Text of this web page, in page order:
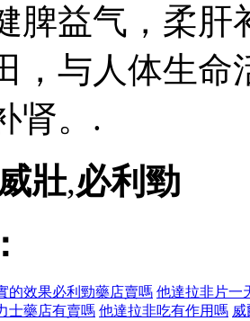
脾益气，柔肝
，与人体生
肾。.
壯,必利勁
的效果必利勁藥店賣嗎 他達拉非片一
士藥店有賣嗎 他達拉非吃有作用嗎